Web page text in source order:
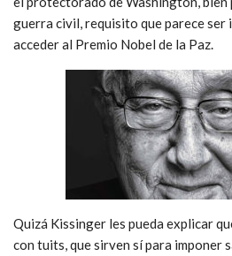
guerra civil, requisito que parece ser
acceder al Premio Nobel de la Paz.
Quizá Kissinger les pueda explicar
con tuits, que sirven sí para imponer